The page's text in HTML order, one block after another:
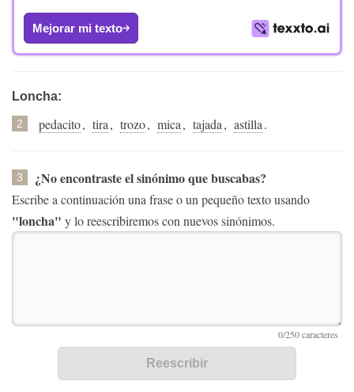
Mejorar mi texto
Loncha:
2 pedacito, tira, trozo, mica, tajada, astilla.
3 ¿No encontraste el sinónimo que buscabas?
Escribe a continuación una frase o un pequeño texto usando
"loncha" y lo reescribiremos con nuevos sinónimos.